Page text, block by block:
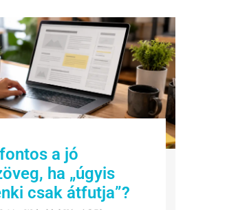
a jó
ha „úgyis
csak átfutja”?